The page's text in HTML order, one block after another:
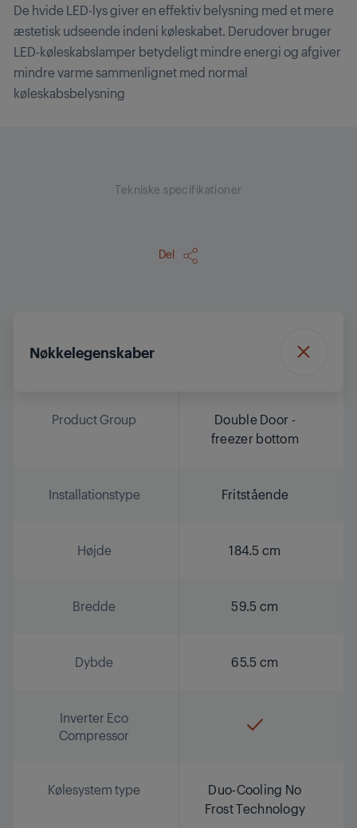
De hvide LED-lys giver en effektiv belysning med et mere
æstetisk udseende indeni køleskabet. Derudover bruger
LED-køleskabslamper betydeligt mindre energi og afgiver
mindre varme sammenlignet med normal
køleskabsbelysning
Tekniske specifikationer
Del
Nøkkelegenskaber
Product Group
Double Door -
freezer bottom
Installationstype Fritstående
Højde 184.5 cm
Bredde 59.5 cm
Dybde 65.5 cm
Inverter Eco
Compressor
Kølesystem type
Duo-Cooling No
Frost Technology